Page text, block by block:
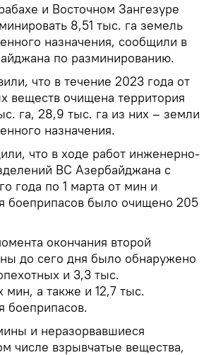
и Восточном Зангезуре
8,51 тыс. га земель
назначения, сообщили в
по разминированию.
что в течение 2023 года от
веществ очищена территория
га, 28,9 тыс. га из них – земли
назначения.
что в ходе работ инженерно-
ВС Азербайджана с
года по 1 марта от мин и
боеприпасов было очищено 205
окончания второй
до сего дня было обнаружено
и 3,3 тыс.
мин, а также и 12,7 тыс.
боеприпасов.
и неразорвавшиеся
числе взрывчатые вещества,